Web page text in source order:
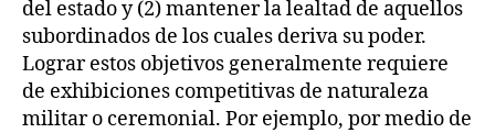
del estado y (2) mantener la lealtad de aquellos
subordinados de los cuales deriva su poder.
Lograr estos objetivos generalmente requiere
de exhibiciones competitivas de naturaleza
militar o ceremonial. Por ejemplo, por medio de